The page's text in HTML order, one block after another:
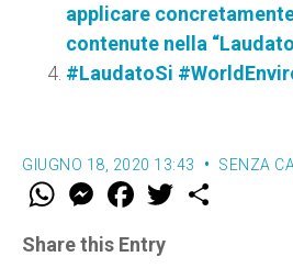
applicare
contenute nella “Laudato
#LaudatoSi
GIUGNO 18, 2020 13:43 SENZA
W
t
s
M
e
s
e
F
a
e
b
w
Share this Entry